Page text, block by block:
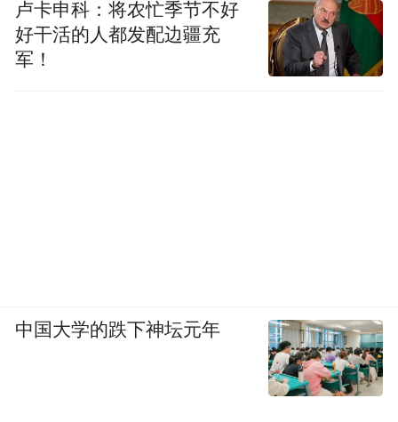
卢卡申科：将农忙季节不好
好干活的人都发配边疆充
军！
中国大学的跌下神坛元年